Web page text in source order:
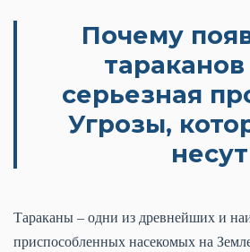
Почему
тараканов
серьезная
Угрозы,
несут
Тараканы – одни из древнейших и
приспособленных насекомых на